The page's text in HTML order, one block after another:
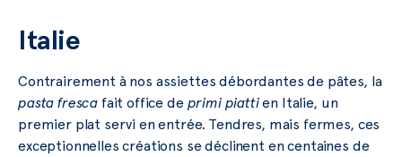
Italie
Contrairement à nos assiettes débordantes de pâtes, la
pasta fresca fait office de primi piattien Italie, un
premier plat servi en entrée. Tendres, mais fermes, ces
exceptionnelles créations se déclinent en centaines de